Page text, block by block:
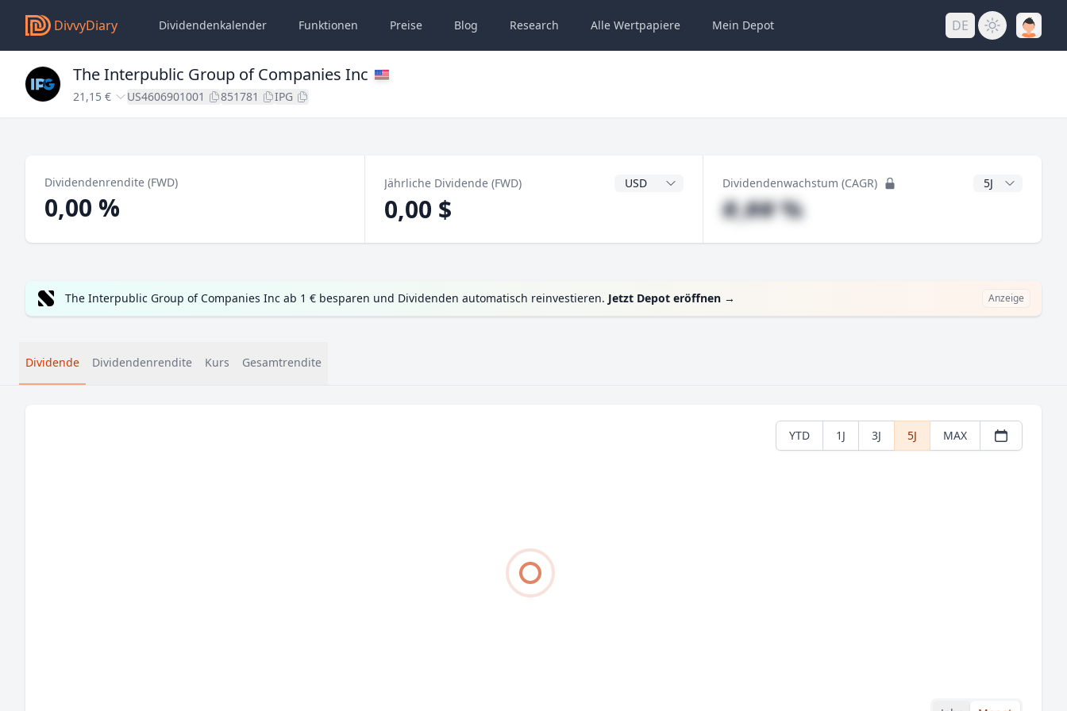
DivvyDiary Dividendenkalender Funktionen Preise Blog Research Alle Wertpapiere Mein Depot DE
The Interpublic Group of Companies Inc
21,15 € US4606901001 851781 IPG
Dividendenrendite (FWD)
0,00 %
Jährliche Dividende (FWD) Dividendenwährung
0,00 $
Dividendenwachstum (CAGR) CAGR Jahre
#,## %
The Interpublic Group of Companies Inc ab 1 € besparen und Dividenden automatisch reinvestieren. Jetzt Depot eröffnen → Anzeige
Dividende Dividendenrendite Kurs Gesamtrendite
YTD 1J 3J 5J MAX